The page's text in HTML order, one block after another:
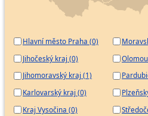
Hlavní město Praha (0)
Jihočeský kraj (0)
Jihomoravský kraj (1)
Karlovarský kraj (0)
Kraj Vysočina (0)